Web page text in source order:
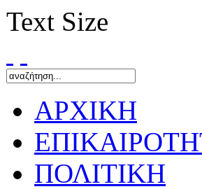
Text Size
ΑΡΧΙΚΗ
ΠΟΛΙΤΙΚΗ